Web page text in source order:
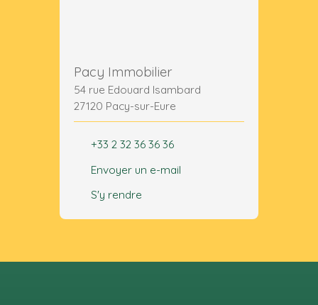
Pacy Immobilier
54 rue Edouard Isambard
27120 Pacy-sur-Eure
+33 2 32 36 36 36
Envoyer un e-mail
S'y rendre